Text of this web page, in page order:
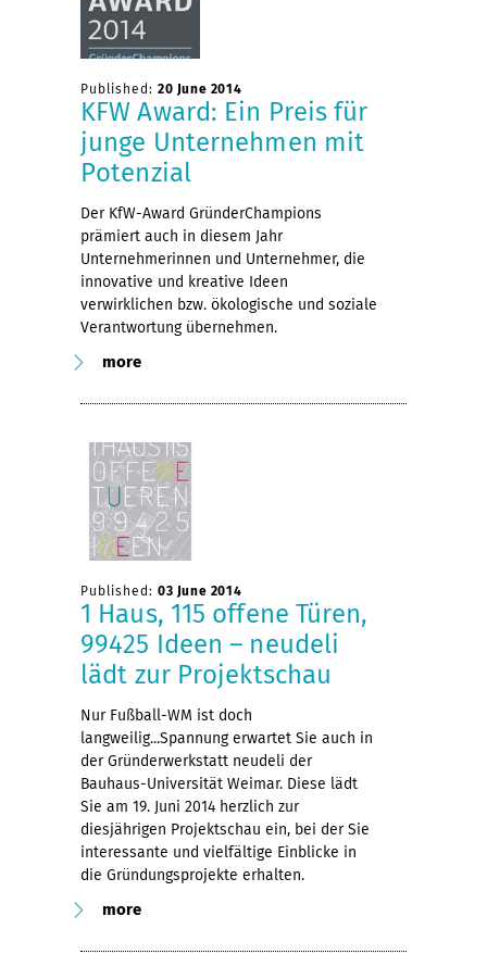
Published: 20 June 2014
KFW Award: Ein Preis für
junge Unternehmen mit
Potenzial
Der KfW-Award GründerChampions
prämiert auch in diesem Jahr
Unternehmerinnen und Unternehmer, die
innovative und kreative Ideen
verwirklichen bzw. ökologische und soziale
Verantwortung übernehmen.
more
Published: 03 June 2014
1 Haus, 115 offene Türen,
99425 Ideen – neudeli
lädt zur Projektschau
Nur Fußball-WM ist doch
langweilig...Spannung erwartet Sie auch in
der Gründerwerkstatt neudeli der
Bauhaus-Universität Weimar. Diese lädt
Sie am 19. Juni 2014 herzlich zur
diesjährigen Projektschau ein, bei der Sie
interessante und vielfältige Einblicke in
die Gründungsprojekte erhalten.
more